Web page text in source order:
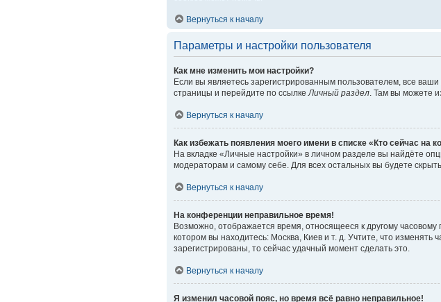
Вернуться к началу
Параметры и настройки пользователя
Как мне изменить мои настройки?
Если вы являетесь зарегистрированным пользователем, все
страницы и перейдите по ссылкеЛичный раздел . Там вы можете
Вернуться к началу
Как избежать появления моего имени в списке «Кто сейчас на
На вкладке «Личные настройки» в личном разделе вы найдёте
модераторам и самому себе. Для всех остальных вы будете
Вернуться к началу
На конференции неправильное время!
Возможно, отображается время, относящееся к другому часовому
котором вы находитесь: Москва, Киев и т. д. Учтите, что изменять
зарегистрированы, то сейчас удачный момент сделать это.
Вернуться к началу
Я изменил часовой пояс, но время всё равно неправильное!